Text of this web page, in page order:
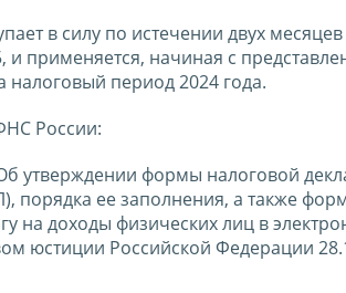
в силу по истечении двух
применяется, начиная с
налоговый период 2024 года.
России:
утверждении формы налоговой
ее заполнения, а также
на доходы физических лиц в
юстиции Российской Федерации